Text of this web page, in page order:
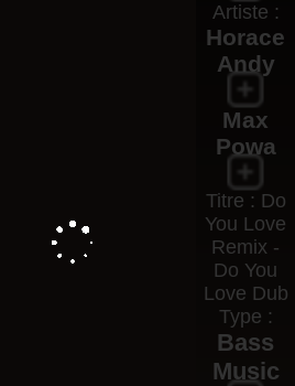
Artiste :
Horace
Andy
Max
Powa
Titre : Do
You Love
Remix -
Do You
Love Dub
Type :
Bass
Music